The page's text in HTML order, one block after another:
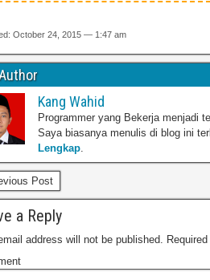
October 24, 2015 — 1:47 am
Kang Wahid
Programmer yang Bekerja menjadi
Saya biasanya menulis di blog ini
Lengkap.
Post
a Reply
address will not be published.